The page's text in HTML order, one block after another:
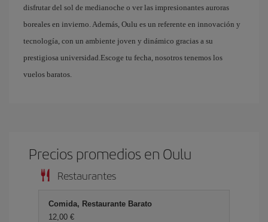
disfrutar del sol de medianoche o ver las impresionantes auroras
boreales en invierno. Además, Oulu es un referente en innovación y
tecnología, con un ambiente joven y dinámico gracias a su
prestigiosa universidad.Escoge tu fecha, nosotros tenemos los
vuelos baratos.
Precios promedios en Oulu
Restaurantes
Comida, Restaurante Barato
12,00 €